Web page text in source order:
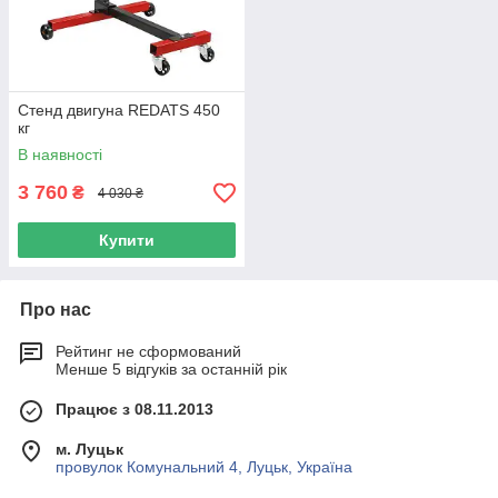
Стенд двигуна REDATS 450
кг
В наявності
3 760 ₴ 4 030 ₴
Купити
Про нас
Рейтинг не сформований
Менше 5 відгуків за останній рік
Працює з 08.11.2013
м. Луцьк
провулок Комунальний 4, Луцьк, Україна